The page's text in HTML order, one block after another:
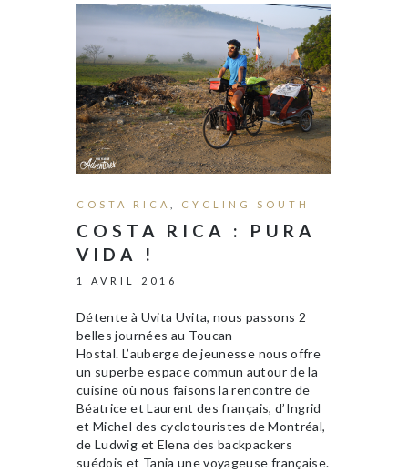
COSTA RICA CYCLING SOUTH
COSTA RICA : PURA
VIDA !
1 AVRIL 2016
Détente à Uvita Uvita, nous passons 2
belles journées au Toucan
Hostal. L’auberge de jeunesse nous offre
un superbe espace commun autour de la
cuisine où nous faisons la rencontre de
Béatrice et Laurent des français, d’Ingrid
et Michel des cyclotouristes de Montréal,
de Ludwig et Elena des backpackers
suédois et Tania une voyageuse française.